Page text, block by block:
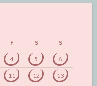
F S S
4 5 6
11 12 13